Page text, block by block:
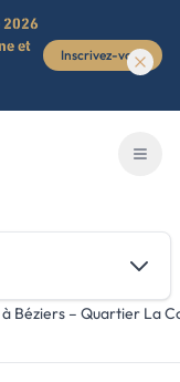
et
Inscrivez-vous
Béziers – Quartier La